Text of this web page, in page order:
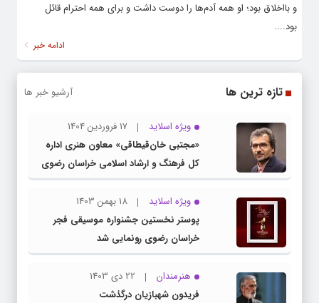
و بااخلاق بود؛ او همه آدم‌ها را دوست داشت و برای همه احترام قائل
بود....
ادامه خبر
تازه ترین ها آرشیو خبر ها
ویژه اسلاید
17 فروردین 1404
«مجتبی خان‌قیطاقی» معاون هنری اداره
کل فرهنگ و ارشاد اسلامی خراسان رضوی
شد
ویژه اسلاید
18 بهمن 1403
پوستر نخستین جشنواره موسیقی فجر
خراسان رضوی رونمایی شد
هنرمندان
22 دی 1403
فریدون شهبازیان درگذشت